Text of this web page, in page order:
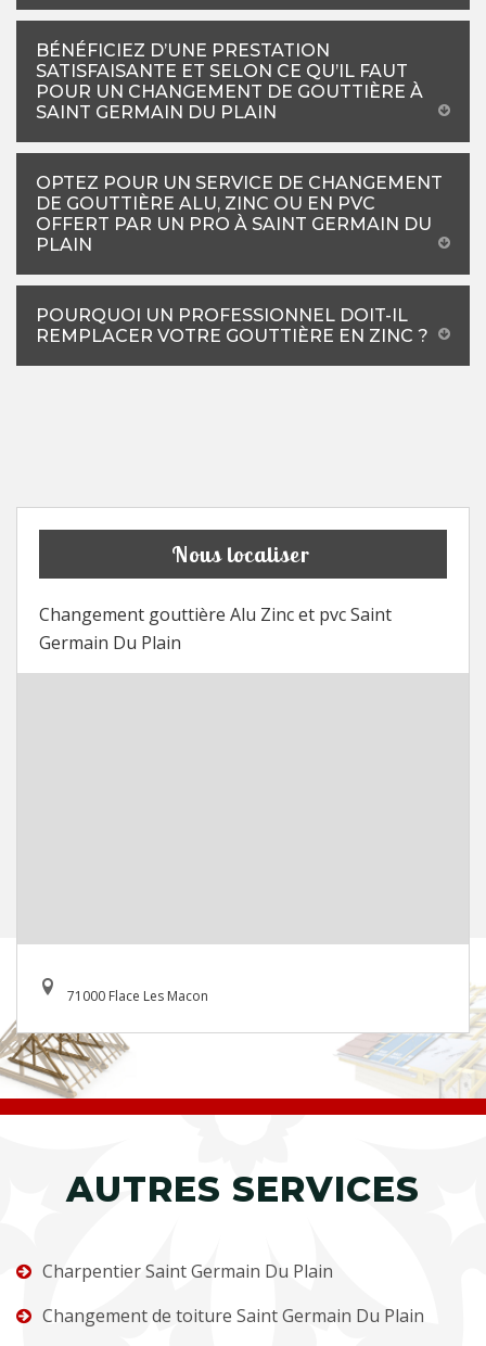
BÉNÉFICIEZ D’UNE PRESTATION
SATISFAISANTE ET SELON CE QU’IL FAUT
POUR UN CHANGEMENT DE GOUTTIÈRE À
SAINT GERMAIN DU PLAIN
OPTEZ POUR UN SERVICE DE CHANGEMENT
DE GOUTTIÈRE ALU, ZINC OU EN PVC
OFFERT PAR UN PRO À SAINT GERMAIN DU
PLAIN
POURQUOI UN PROFESSIONNEL DOIT-IL
REMPLACER VOTRE GOUTTIÈRE EN ZINC ?
Nous localiser
Changement gouttière Alu Zinc et pvc Saint
Germain Du Plain
71000 Flace Les Macon
AUTRES SERVICES
Charpentier Saint Germain Du Plain
Changement de toiture Saint Germain Du Plain